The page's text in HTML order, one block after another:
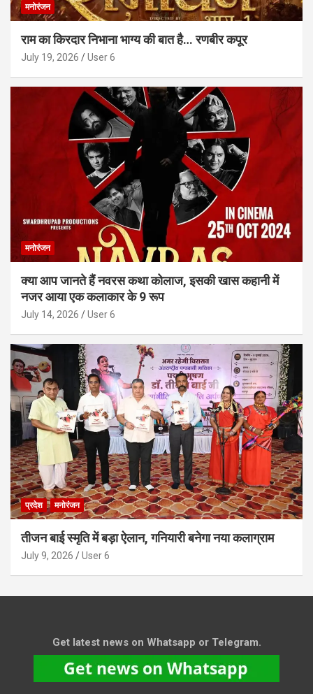
मनोरंजन
राम का किरदार निभाना भाग्य की बात है… रणबीर कपूर
July 19, 2026 User 6
मनोरंजन
क्या आप जानते हैं नवरस कथा कोलाज, इसकी खास कहानी में
नजर आया एक कलाकार के 9 रूप
July 14, 2026 User 6
प्रदेश मनोरंजन
तीजन बाई स्मृति में बड़ा ऐलान, गनियारी बनेगा नया कलाग्राम
July 9, 2026 User 6
Get latest news on Whatsapp or Telegram.